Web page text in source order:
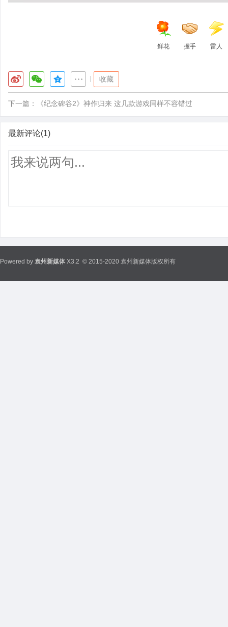
鲜花 握手 雷人
收藏
下一篇： 《纪念碑谷2》神作归来 这几款游戏同样不容错过
最新评论(1)
Powered by 袁州新媒体 X3.2 © 2015-2020 袁州新媒体版权所有